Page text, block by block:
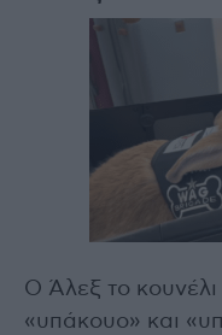
Ο Άλεξ το κουνέλι
«υπάκουο» και